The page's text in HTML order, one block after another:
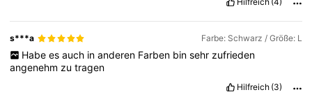
s***a Farbe: Schwarz / Größe: L
Habe es auch in anderen Farben bin sehr zufrieden
angenehm zutragen
Hilfreich (3)